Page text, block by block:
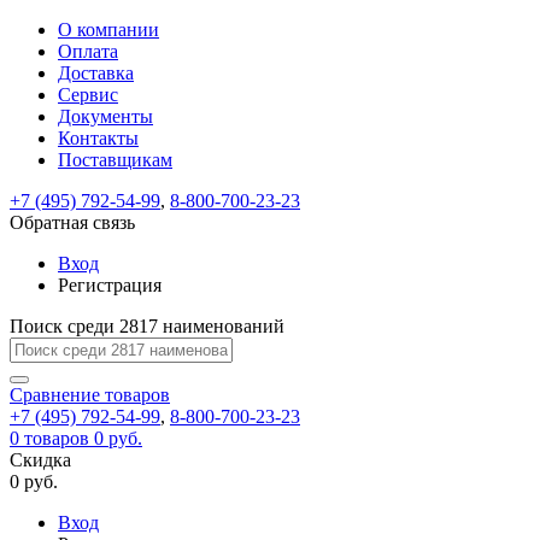
ВходРегистрация
test@example.com
отправлена
по
ней
завершения
регистрации.
Ок
Запомнить
меня
Забыли
Восстановление
пароля
Заполните
форму.
Мы
отправим
ссылку
указанный
электронный
перейдя
по
которой
вы
задать
На
вашу
почту
test@test.ru
ссылка.
Перейдите
по
для
смены
пароля.
Введите
новый
пароль
Сменить
Пароль
успешно
восстановлен
Обратная
связь
Сообщение
пользовательского
сообщение
успешно
отправлено.
О компании
Оплата
Доставка
Сервис
Документы
Контакты
Поставщикам
+7 (495) 792-54-99, 8-800-700-23-23
Обратная связь
Вход
Регистрация
Поиск среди 2817 наименований
Сравнение товаров
+7 (495) 792-54-99, 8-800-700-23-23
0 товаров 0 руб.
Скидка
0 руб.
Вход